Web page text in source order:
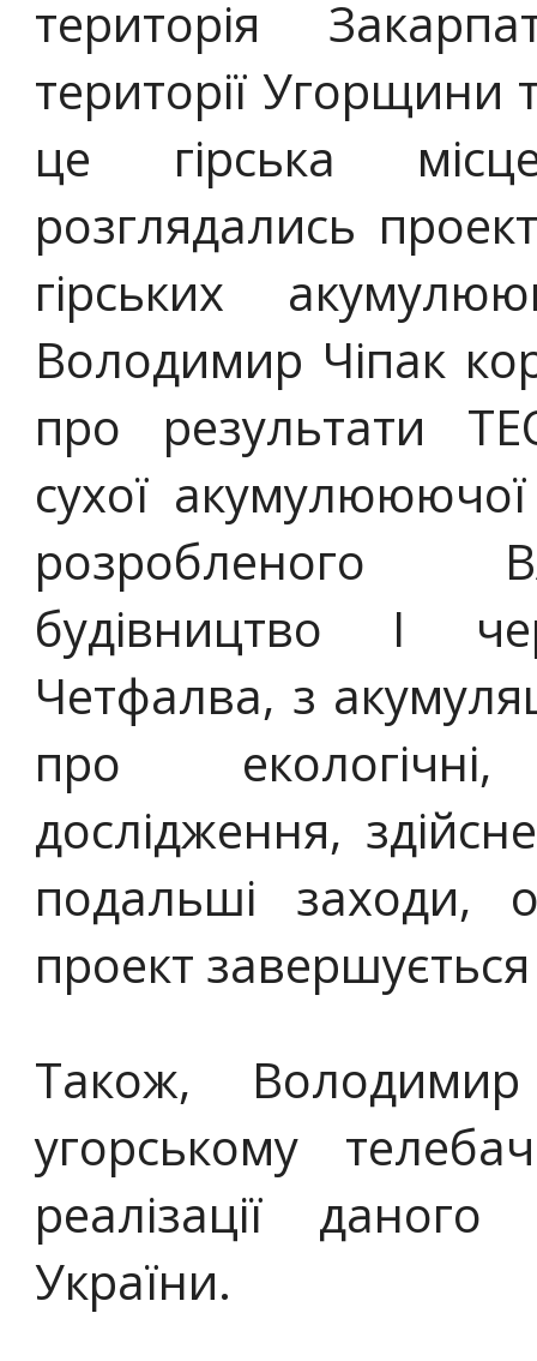
територія
території Угорщини
це гірська
розглядались
гірських
Володимир Чіпак
про результати
сухої
розробленого
будівництво І
Четфалва, з
про екологічні,
дослідження,
подальші заходи,
проект
Також,
угорському
реалізації
України.